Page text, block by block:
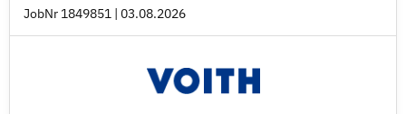
JobNr 1849851 | 03.08.2026